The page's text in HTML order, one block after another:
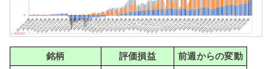
銘柄 評価損益
前週からの変動